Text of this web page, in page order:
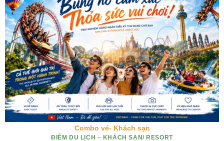
Combo vé- Khách sạn
ĐIỂM DU LỊCH – KHÁCH SẠN/ RESORT